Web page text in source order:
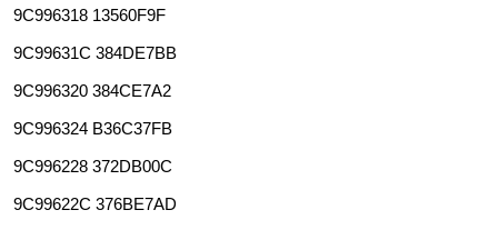
9C996318 13560F9F
9C99631C 384DE7BB
9C996320 384CE7A2
9C996324 B36C37FB
9C996228 372DB00C
9C99622C 376BE7AD